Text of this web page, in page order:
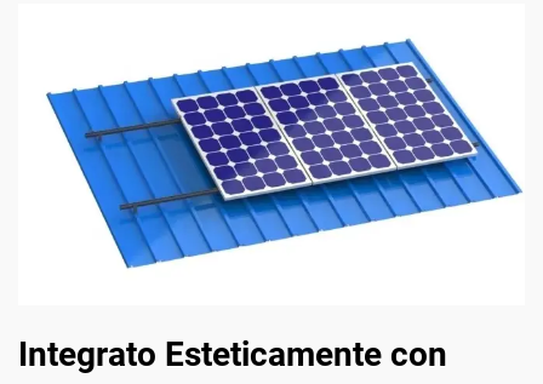
Integrato Esteticamente con